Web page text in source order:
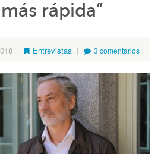
rápida”
Entrevistas 3 comentarios